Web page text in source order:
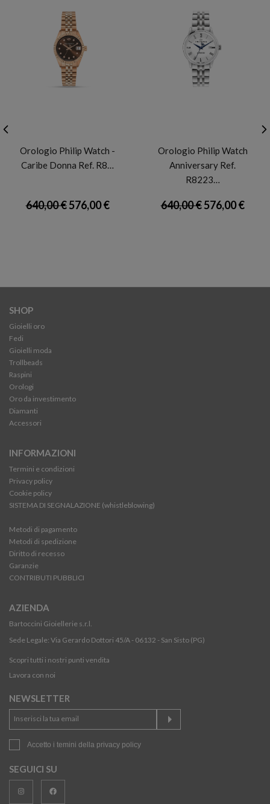
Orologio Philip Watch -
Caribe Donna Ref. R8…
640,00 €576,00 €
Orologio Philip Watch
Anniversary Ref.
R8223…
640,00 €576,00 €
SHOP
Gioielli oro
Fedi
Gioielli moda
Trollbeads
Raspini
Orologi
Oro da investimento
Diamanti
Accessori
INFORMAZIONI
Termini e condizioni
Privacy policy
Cookie policy
SISTEMA DI SEGNALAZIONE (whistleblowing)
Metodi di pagamento
Metodi di spedizione
Diritto di recesso
Garanzie
CONTRIBUTI PUBBLICI
AZIENDA
Bartoccini Gioiellerie s.r.l.
Sede Legale: Via Gerardo Dottori 45/A - 06132 - San Sisto (PG)
Scopri tutti i nostri punti vendita
Lavora con noi
NEWSLETTER
Accetto i temini della privacy policy
SEGUICI SU